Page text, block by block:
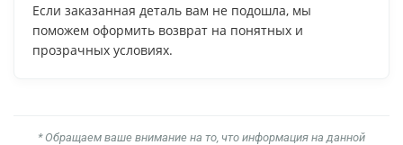
Если заказанная деталь вам не подошла, мы
поможем оформить возврат на понятных и
прозрачных условиях.
* Обращаем ваше внимание на то, что информация на данной